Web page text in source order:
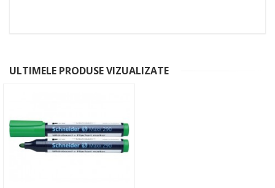
ULTIMELE PRODUSE VIZUALIZATE